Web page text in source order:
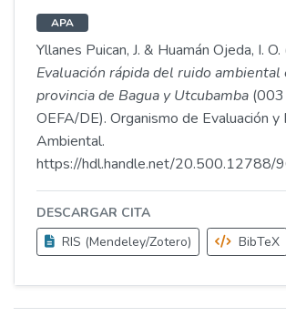
APA
Yllanes Puican, J. & Huamán Ojeda, I.
Evaluación rápida del ruido ambiental
provincia de Bagua y Utcubamba
OEFA/DE). Organismo de Evaluación y
Ambiental.
https://hdl.handle.net/20.500.12788/
DESCARGAR CITA
RIS (Mendeley/Zotero)
BibTeX